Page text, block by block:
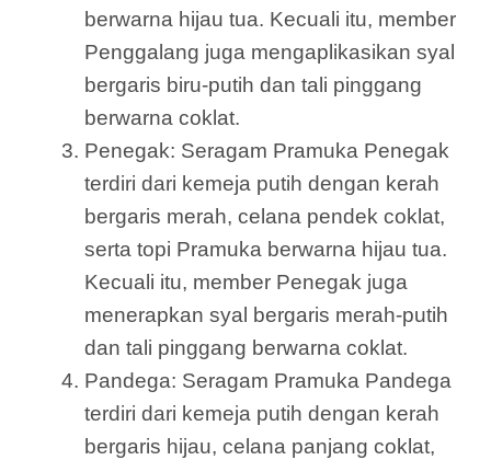
berwarna hijau tua. Kecuali itu, member
Penggalang juga mengaplikasikan syal
bergaris biru-putih dan tali pinggang
berwarna coklat.
Penegak: Seragam Pramuka Penegak
terdiri dari kemeja putih dengan kerah
bergaris merah, celana pendek coklat,
serta topi Pramuka berwarna hijau tua.
Kecuali itu, member Penegak juga
menerapkan syal bergaris merah-putih
dan tali pinggang berwarna coklat.
Pandega: Seragam Pramuka Pandega
terdiri dari kemeja putih dengan kerah
bergaris hijau, celana panjang coklat,